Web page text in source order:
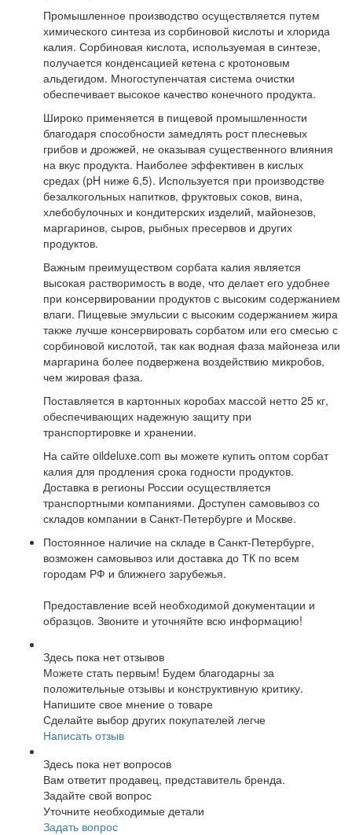
Промышленное производство осуществляется путем
химического синтеза из сорбиновой кислоты и хлорида
калия. Сорбиновая кислота, используемая в синтезе,
получается конденсацией кетена с кротоновым
альдегидом. Многоступенчатая система очистки
обеспечивает высокое качество конечного продукта.
Широко применяется в пищевой промышленности
благодаря способности замедлять рост плесневых
грибов и дрожжей, не оказывая существенного влияния
на вкус продукта. Наиболее эффективен в кислых
средах (pH ниже 6,5). Используется при производстве
безалкогольных напитков, фруктовых соков, вина,
хлебобулочных и кондитерских изделий, майонезов,
маргаринов, сыров, рыбных пресервов и других
продуктов.
Важным преимуществом сорбата калия является
высокая растворимость в воде, что делает его удобнее
при консервировании продуктов с высоким содержанием
влаги. Пищевые эмульсии с высоким содержанием жира
также лучше консервировать сорбатом или его смесью с
сорбиновой кислотой, так как водная фаза майонеза или
маргарина более подвержена воздействию микробов,
чем жировая фаза.
Поставляется в картонных коробах массой нетто 25 кг,
обеспечивающих надежную защиту при
транспортировке и хранении.
На сайте oildeluxe.com вы можете купить оптом сорбат
калия для продления срока годности продуктов.
Доставка в регионы России осуществляется
транспортными компаниями. Доступен самовывоз со
складов компании в Санкт-Петербурге и Москве.
Постоянное наличие на складе в Санкт-Петербурге,
возможен самовывоз или доставка до ТК по всем
городам РФ и ближнего зарубежья.
Предоставление всей необходимой документации и
образцов. Звоните и уточняйте всю информацию!
Здесь пока нет отзывов
Можете стать первым! Будем благодарны за
положительные отзывы и конструктивную критику.
Напишите свое мнение о товаре
Сделайте выбор других покупателей легче
Написать отзыв
Здесь пока нет вопросов
Вам ответит продавец, представитель бренда.
Задайте свой вопрос
Уточните необходимые детали
Задать вопрос